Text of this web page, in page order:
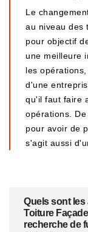
Le
au niveau des
pour objectif
une meilleure
les
d'une
qu'il faut faire
opérations.
pour avoir de
s'agit aussi
Quels sont les
Toiture
recherche de